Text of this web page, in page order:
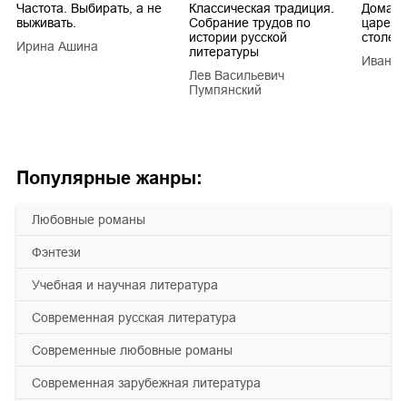
Популярные жанры:
любовные романы
фэнтези
учебная и научная литература
современная русская литература
современные любовные романы
современная зарубежная литература
Частота. Выбирать, а не
выживать.
Ирина Ашина
Классическая традиция.
Собрание трудов по
истории русской
литературы
Лев Васильевич
Пумпянский
царей
Иван